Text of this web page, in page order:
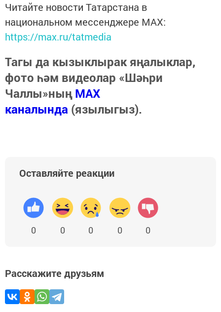
Читайте новости Татарстана в
национальном мессенджере MАХ:
https://max.ru/tatmedia
Тагы да кызыклырак яңалыклар,
фото һәм видеолар «Шәһри
Чаллы»ныңMAX
каналында (язылыгыз).
Оставляйте реакции
0 0 0 0 0
Расскажите друзьям